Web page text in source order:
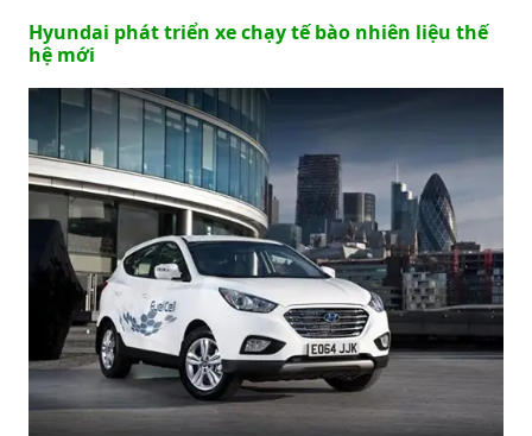
Hyundai phát triển xe chạy tế bào nhiên liệu thế
hệ mới